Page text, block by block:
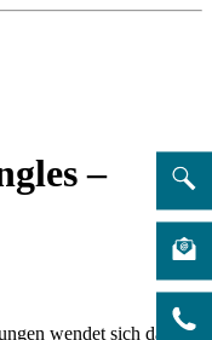
–
wendet sich das